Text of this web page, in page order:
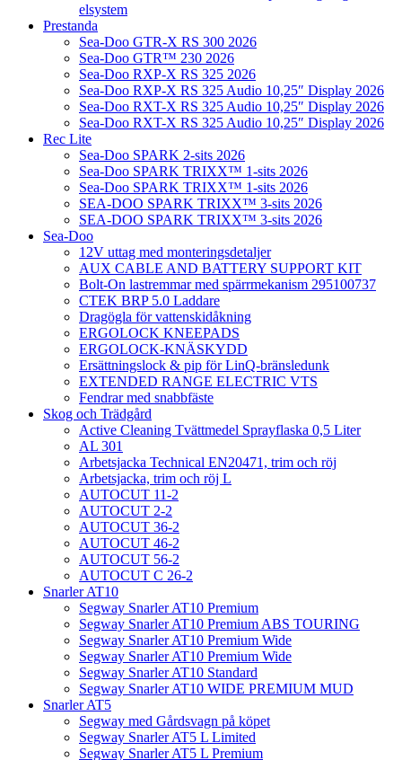
elsystem
Prestanda
Sea-Doo GTR-X RS 300 2026
Sea-Doo GTR™ 230 2026
Sea-Doo RXP-X RS 325 2026
Sea-Doo RXP-X RS 325 Audio 10,25″ Display 2026
Sea-Doo RXT-X RS 325 Audio 10,25″ Display 2026
Sea-Doo RXT-X RS 325 Audio 10,25″ Display 2026
Rec Lite
Sea-Doo SPARK 2-sits 2026
Sea-Doo SPARK TRIXX™ 1-sits 2026
Sea-Doo SPARK TRIXX™ 1-sits 2026
SEA-DOO SPARK TRIXX™ 3-sits 2026
SEA-DOO SPARK TRIXX™ 3-sits 2026
Sea-Doo
12V uttag med monteringsdetaljer
AUX CABLE AND BATTERY SUPPORT KIT
Bolt-On lastremmar med spärrmekanism 295100737
CTEK BRP 5.0 Laddare
Dragögla för vattenskidåkning
ERGOLOCK KNEEPADS
ERGOLOCK-KNÄSKYDD
Ersättningslock & pip för LinQ-bränsledunk
EXTENDED RANGE ELECTRIC VTS
Fendrar med snabbfäste
Skog och Trädgård
Active Cleaning Tvättmedel Sprayflaska 0,5 Liter
AL 301
Arbetsjacka Technical EN20471, trim och röj
Arbetsjacka, trim och röj L
AUTOCUT 11-2
AUTOCUT 2-2
AUTOCUT 36-2
AUTOCUT 46-2
AUTOCUT 56-2
AUTOCUT C 26-2
Snarler AT10
Segway Snarler AT10 Premium
Segway Snarler AT10 Premium ABS TOURING
Segway Snarler AT10 Premium Wide
Segway Snarler AT10 Premium Wide
Segway Snarler AT10 Standard
Segway Snarler AT10 WIDE PREMIUM MUD
Snarler AT5
Segway med Gårdsvagn på köpet
Segway Snarler AT5 L Limited
Segway Snarler AT5 L Premium